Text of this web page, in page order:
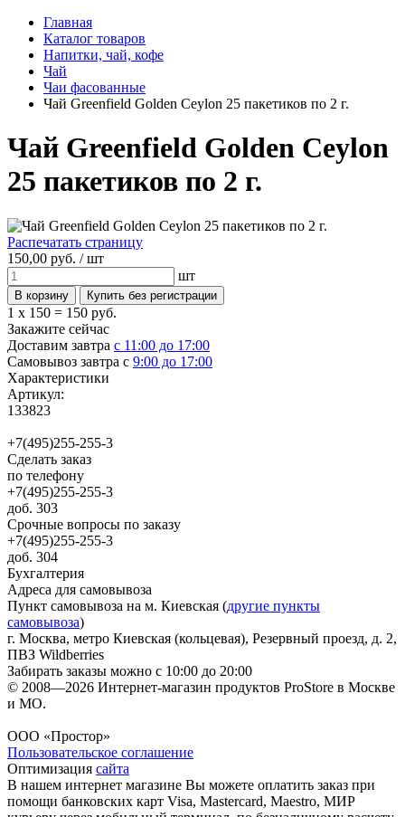
Главная
Каталог товаров
Напитки, чай, кофе
Чай
Чаи фасованные
Чай Greenfield Golden Ceylon 25 пакетиков по 2 г.
Чай Greenfield Golden Ceylon
25 пакетиков по 2 г.
Распечатать страницу
150,00 руб. /шт
шт
1 x 150 = 150 руб.
Закажите сейчас
Доставим завтра с 11:00 до 17:00
Самовывоз завтра с 9:00 до 17:00
Характеристики
Артикул:
133823
+7(495)255-255-3
Сделать заказ
по телефону
+7(495)255-255-3
доб. 303
Срочные вопросы по заказу
+7(495)255-255-3
доб. 304
Бухгалтерия
Адреса для самовывоза
Пункт самовывоза на м. Киевская (другие пункты
самовывоза)
г. Москва, метро Киевская (кольцевая), Резервный проезд, д. 2,
ПВЗ Wildberries
Забирать заказы можно с 10:00 до 20:00
© 2008—2026 Интернет-магазин продуктов ProStore в Москве
и МО.
ООО «Простор»
Пользовательское соглашение
Оптимизация сайта
В нашем интернет магазине Вы можете оплатить заказ при
помощи банковских карт Visa, Mastercard, Maestro, МИР